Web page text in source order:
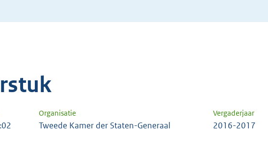
Organisatie Vergaderjaar
Tweede Kamer der Staten-Generaal 2016-2017